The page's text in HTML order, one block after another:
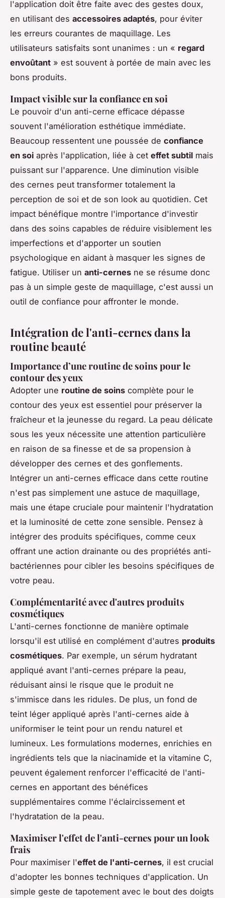
l'application doit être faite avec des gestes doux,
en utilisant des accessoires adaptés, pour éviter
les erreurs courantes de maquillage. Les
utilisateurs satisfaits sont unanimes : un « regard
envoûtant » est souvent à portée de main avec les
bons produits.
Impact visible sur la confiance en soi
Le pouvoir d'un anti-cerne efficace dépasse
souvent l'amélioration esthétique immédiate.
Beaucoup ressentent une poussée de confiance
en soi après l'application, liée à cet effet subtil mais
puissant sur l'apparence. Une diminution visible
des cernes peut transformer totalement la
perception de soi et de son look au quotidien. Cet
impact bénéfique montre l'importance d'investir
dans des soins capables de réduire visiblement les
imperfections et d'apporter un soutien
psychologique en aidant à masquer les signes de
fatigue. Utiliser un anti-cernes ne se résume donc
pas à un simple geste de maquillage, c'est aussi un
outil de confiance pour affronter le monde.
Intégration de l'anti-cernes dans la
routine beauté
Importance d’une routine de soins pour le
contour des yeux
Adopter une routine de soins complète pour le
contour des yeux est essentiel pour préserver la
fraîcheur et la jeunesse du regard. La peau délicate
sous les yeux nécessite une attention particulière
en raison de sa finesse et de sa propension à
développer des cernes et des gonflements.
Intégrer un anti-cernes efficace dans cette routine
n'est pas simplement une astuce de maquillage,
mais une étape cruciale pour maintenir l'hydratation
et la luminosité de cette zone sensible. Pensez à
intégrer des produits spécifiques, comme ceux
offrant une action drainante ou des propriétés anti-
bactériennes pour cibler les besoins spécifiques de
votre peau.
Complémentarité avec d'autres produits
cosmétiques
L'anti-cernes fonctionne de manière optimale
lorsqu'il est utilisé en complément d'autres produits
cosmétiques. Par exemple, un sérum hydratant
appliqué avant l'anti-cernes prépare la peau,
réduisant ainsi le risque que le produit ne
s'immisce dans les ridules. De plus, un fond de
teint léger appliqué après l'anti-cernes aide à
uniformiser le teint pour un rendu naturel et
lumineux. Les formulations modernes, enrichies en
ingrédients tels que la niacinamide et la vitamine C,
peuvent également renforcer l'efficacité de l'anti-
cernes en apportant des bénéfices
supplémentaires comme l'éclaircissement et
l'hydratation de la peau.
Maximiser l'effet de l'anti-cernes pour un look
frais
Pour maximiser l'effet de l'anti-cernes, il est crucial
d'adopter les bonnes techniques d'application. Un
simple geste de tapotement avec le bout des doigts